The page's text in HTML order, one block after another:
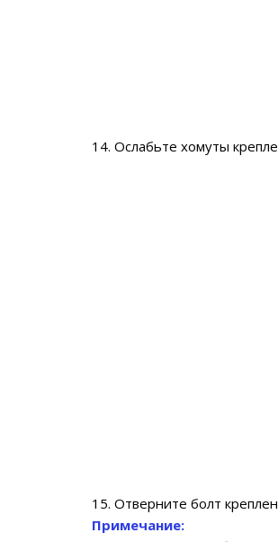
14. Ослабьте хомуты
15. Отверните болт
Примечание: